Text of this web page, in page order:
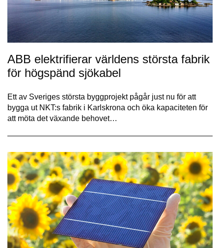
ABB elektrifierar världens största fabrik
för högspänd sjökabel
Ett av Sveriges största byggprojekt pågår just nu för att
bygga ut NKT:s fabrik i Karlskrona och öka kapaciteten för
att möta det växande behovet…